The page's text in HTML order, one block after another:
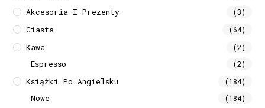
Akcesoria I Prezenty (3)
Ciasta (64)
Kawa (2)
Espresso (2)
Książki Po Angielsku (184)
Nowe (184)